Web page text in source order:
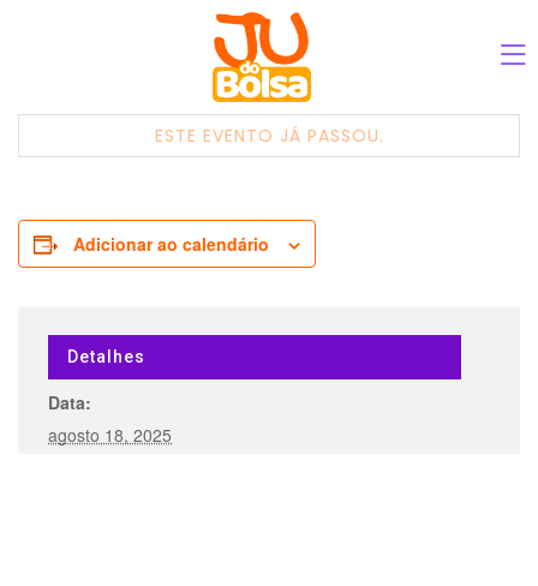
ESTE EVENTO JÁ PASSOU.
Adicionar ao calendário
Detalhes
Data:
agosto 18, 2025